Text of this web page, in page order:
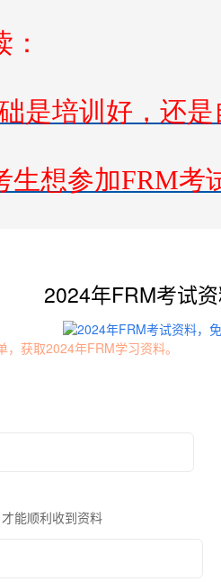
是培训好，还是
想参加FRM考